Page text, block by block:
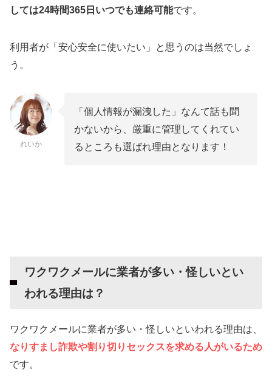
しては24時間365日いつでも連絡可能です。
利用者が「安心安全に使いたい」と思うのは当然でしょ
う。
れいか
「個人情報が漏洩した」なんて話も聞
かないから、厳重に管理してくれてい
るところも選ばれ理由となります！
ワクワクメールに業者が多い・怪しいとい
われる理由は？
ワクワクメールに業者が多い・怪しいといわれる理由は、
なりすまし詐欺や割り切りセックスを求める人がいるため
です。